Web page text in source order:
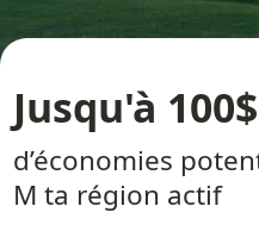
Jusqu'à 100$
d’économies
M ta région actif